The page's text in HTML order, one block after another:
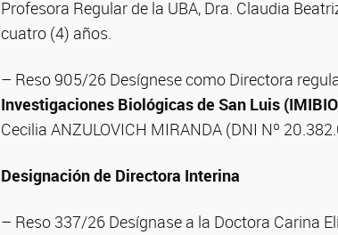
Profesora Regular de la UBA, Dra. Claudia
cuatro (4) años.
– Reso 905/26 Desígnese como Directora
Investigaciones Biológicas de San Luis
Cecilia ANZULOVICH MIRANDA (DNI Nº
Designación de Directora Interina
– Reso 337/26 Desígnase a la Doctora Carina